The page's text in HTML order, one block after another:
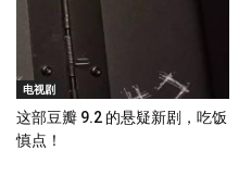
电视剧
这部豆瓣 9.2 的悬疑新剧，吃饭
慎点！